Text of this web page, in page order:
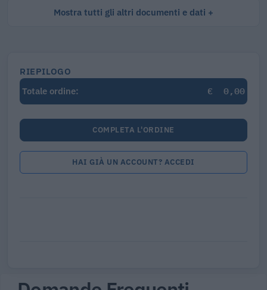
Mostra tutti gli altri documenti e dati
RIEPILOGO
Totale ordine:
€ 0,00
COMPLETA L'ORDINE
HAI GIÀ UN ACCOUNT? ACCEDI